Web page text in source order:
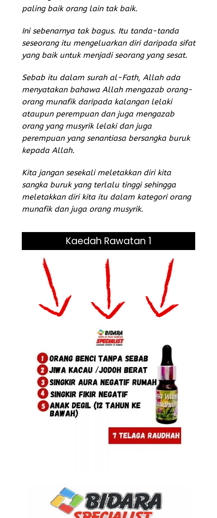
paling baik orang lain tak baik.
Ini sebenarnya tak bagus. Itu tanda-tanda
seseorang itu mengeluarkan diri daripada sifat
yang baik untuk menjadi seorang yang sesat.
Sebab itu dalam surah al-Fath, Allah ada
menyatakan bahawa Allah mengazab orang-
orang munafik daripada kalangan lelaki
ataupun perempuan dan juga mengazab
orang yang musyrik lelaki dan juga
perempuan yang senantiasa bersangka buruk
kepada Allah.
Kita jangan sesekali meletakkan diri kita
sangka buruk yang terlalu tinggi sehingga
meletakkan diri kita itu dalam kategori orang
munafik dan juga orang musyrik.
Kaedah Rawatan 1